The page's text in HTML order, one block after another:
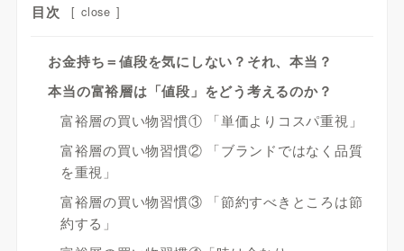
目次 [ close ]
お金持ち＝値段を気にしない？それ、本当？
本当の富裕層は「値段」をどう考えるのか？
富裕層の買い物習慣① 「単価よりコスパ重視」
富裕層の買い物習慣② 「ブランドではなく品質
を重視」
富裕層の買い物習慣③ 「節約すべきところは節
約する」